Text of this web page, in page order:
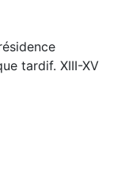
tardif. XIII-XV